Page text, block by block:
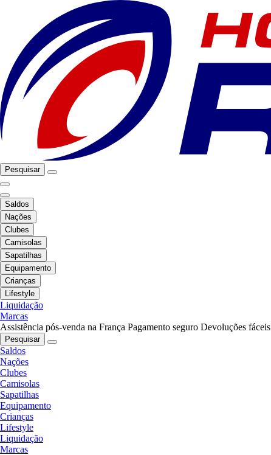
Pesquisar
Saldos
Nações
Clubes
Camisolas
Sapatilhas
Equipamento
Crianças
Lifestyle
Liquidação
Marcas
Assistência pós-venda na França Pagamento seguro Devoluções fáceis
Pesquisar
Saldos
Nações
Clubes
Camisolas
Sapatilhas
Equipamento
Crianças
Lifestyle
Liquidação
Marcas